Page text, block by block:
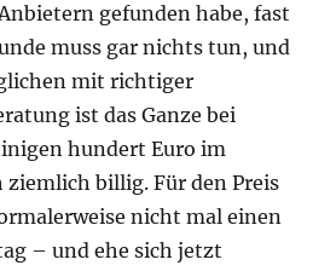
gefunden habe, fast
muss gar nichts tun, und
mit richtiger
ist das Ganze bei
hundert Euro im
ziemlich billig. Für den Preis
nicht mal einen
– und ehe sich jetzt